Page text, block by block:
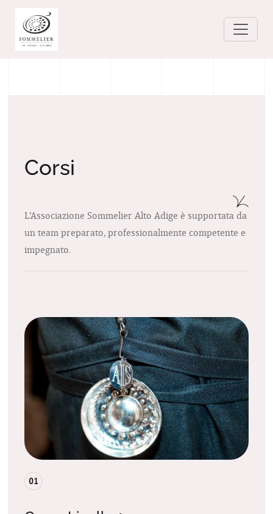
Corsi
L'Associazione Sommelier Alto Adige è supportata da
un team preparato, professionalmente competente e
impegnato.
01